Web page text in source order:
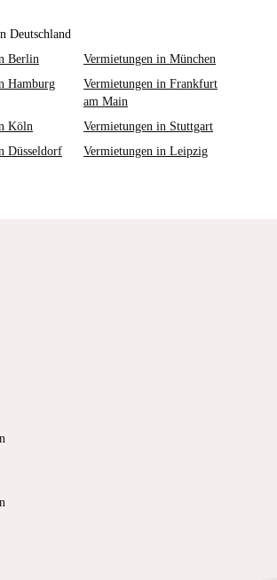
Deutschland
Berlin
Vermietungen in München
Hamburg
Vermietungen in Frankfurt
am Main
Köln
Vermietungen in Stuttgart
Düsseldorf
Vermietungen in Leipzig